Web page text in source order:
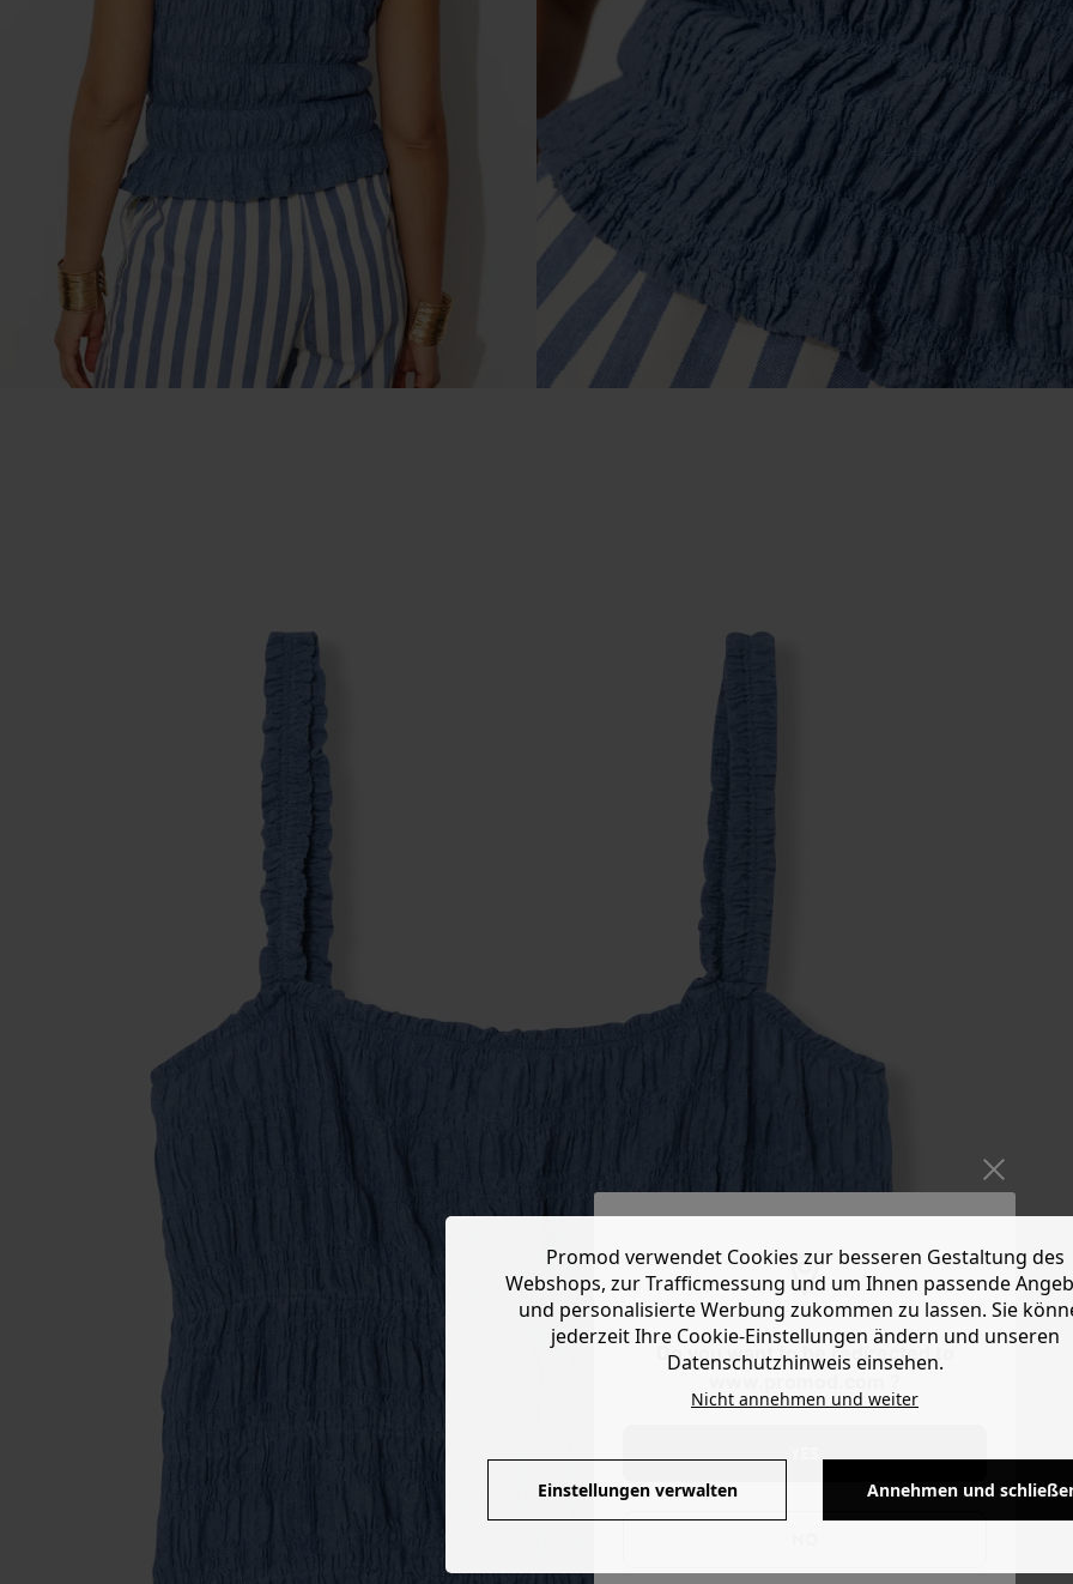
Do you want to be redirected to
Promod verwendet Cookies zur besseren Gestaltung des
Webshops, zur Trafficmessung und um Ihnen passende
und personalisierte Werbung zukommen zu lassen. Sie
jederzeit Ihre Cookie-Einstellungen ändern und unseren
Datenschutzhinweis einsehen.
Nicht annehmen und weiter
Einstellungen verwalten Annehmen und